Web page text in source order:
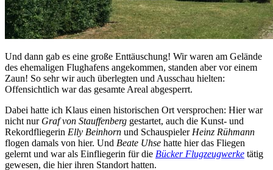
Und dann gab es eine große Enttäuschung! Wir waren am Gelände
des ehemaligen Flughafens angekommen, standen aber vor einem
Zaun! So sehr wir auch überlegten und Ausschau hielten:
Offensichtlich war das gesamte Areal abgesperrt.
Dabei hatte ich Klaus einen historischen Ort versprochen: Hier war
nicht nur Graf von Stauffenberg gestartet, auch die Kunst- und
Rekordfliegerin Elly Beinhorn und Schauspieler Heinz Rühmann
flogen damals von hier. Und Beate Uhse hatte hier das Fliegen
gelernt und war als Einfliegerin für die Bücker Flugzeugwerke tätig
gewesen, die hier ihren Standort hatten.